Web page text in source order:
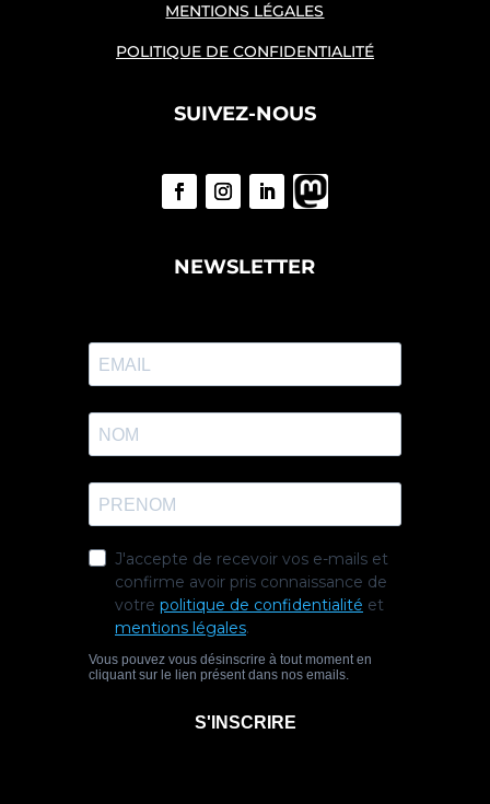
MENTIONS LÉGALES
POLITIQUE DE CONFIDENTIALITÉ
SUIVEZ-NOUS
NEWSLETTER